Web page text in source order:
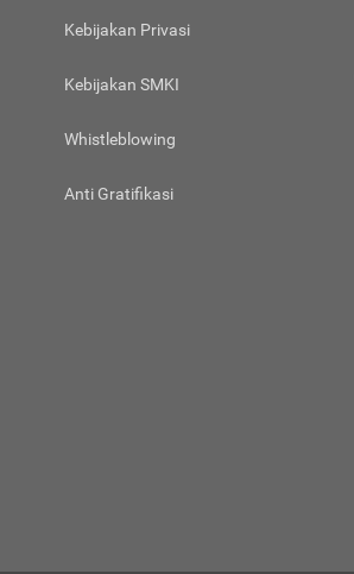
Kebijakan Privasi
Kebijakan SMKI
Whistleblowing
Anti Gratifikasi